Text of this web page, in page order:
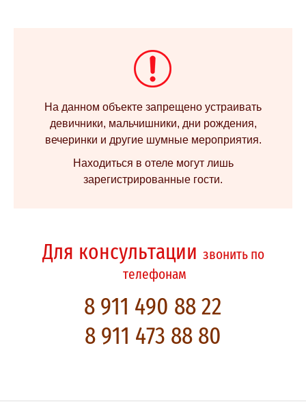
На данном объекте запрещено устраивать
девичники, мальчишники, дни рождения,
вечеринки и другие шумные мероприятия.
Находиться в отеле могут лишь
зарегистрированные гости.
Для консультации звонить по
телефонам
8 911 490 88 22
8 911 473 88 80